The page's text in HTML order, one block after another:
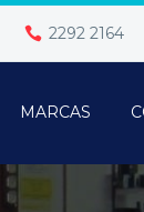
2292 2164
MARCAS